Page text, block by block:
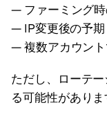
— ファーミング
— IP変更後の予
— 複数アカウン
ただし、ローテ
る可能性がありま